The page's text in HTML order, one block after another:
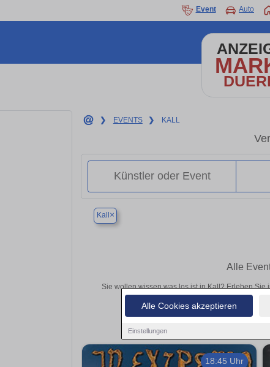
Alle Cookies akzeptieren
Einstellungen
Event Auto
❯ EVENTS ❯ KALL
Kall ×
Alle
Sie wollen wissen was los ist in Kall? Erleben
aufregende
18:45 Uhr